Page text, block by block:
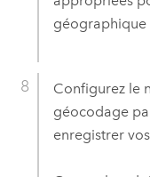
géographique
Configurez le
géocodage
enregistrer